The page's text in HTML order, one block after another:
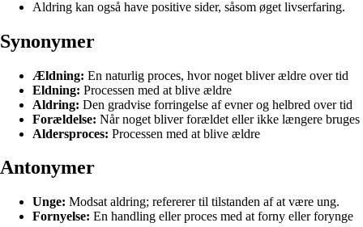
Aldring kan også have positive sider, såsom øget livserfaring.
Synonymer
Ældning: En naturlig proces, hvor noget bliver ældre over tid
Eldning: Processen med at blive ældre
Aldring: Den gradvise forringelse af evner og helbred over tid
Forældelse: Når noget bliver forældet eller ikke længere bruges
Aldersproces: Processen med at blive ældre
Antonymer
Unge: Modsat aldring; refererer til tilstanden af at være ung.
Fornyelse: En handling eller proces med at forny eller forynge